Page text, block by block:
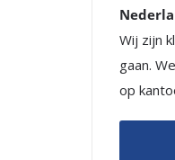
Wij zijn
gaan.
op